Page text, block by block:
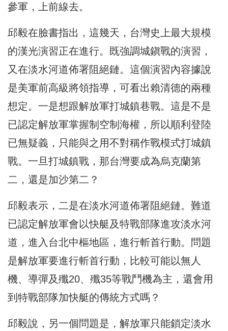
參軍，上前線去。
邱毅在臉書指出，這幾天，台灣史上最大規模
的漢光演習正在進行。既強調城鎭戰的演習，
又在淡水河道佈署阻絕鏈。這個演習內容據說
是美軍前高級將領指導，可看出賴清德的兩種
想定。一是想跟解放軍打城鎮巷戰。這是不是
已認定解放軍掌握制空制海權，所以順利登陸
已無疑義，只能與之用不對稱作戰模式打城鎮
戰。一旦打城鎮戰，那台灣要成為烏克蘭第
二，還是加沙第二？
邱毅表示，二是在淡水河道佈署阻絕鏈。難道
已認定解放軍會以快艇及特戰部隊進攻淡水河
道，進入台北中樞地區，進行斬首行動。問題
是解放軍要進行斬首行動，比較可能以無人
機、導彈及殲20、殲35等戰鬥機為主，還會用
到特戰部隊加快艇的傳統方式嗎？
邱毅說，另一個問題是，解放軍只能鎖定淡水